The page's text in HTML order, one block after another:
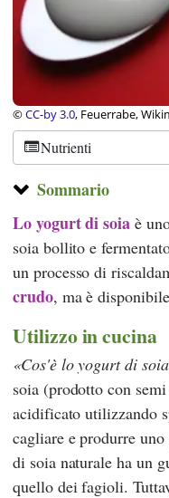
©CC-by 3.0, Feuerrabe,
Nutrienti
Sommario
Lo yogurt di soia è
soia bollito e
un processo di
crudo, ma è disponibile
Utilizzo in cucina
Cos'è lo yogurt di
soia (prodotto con
acidificato utilizzando
cagliare e produrre
di soia naturale ha un
quello dei fagioli.